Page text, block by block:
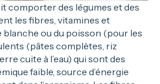
comporter des légumes et des
les fibres, vitamines et
blanche ou du poisson (pour les
(pâtes complètes, riz
cuite à l’eau) qui sont des
faible, source d’énergie